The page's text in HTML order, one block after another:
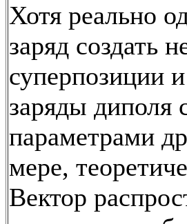
Хотя реально
заряд создать
суперпозиции
заряды диполя
параметрами
мере,
Вектор